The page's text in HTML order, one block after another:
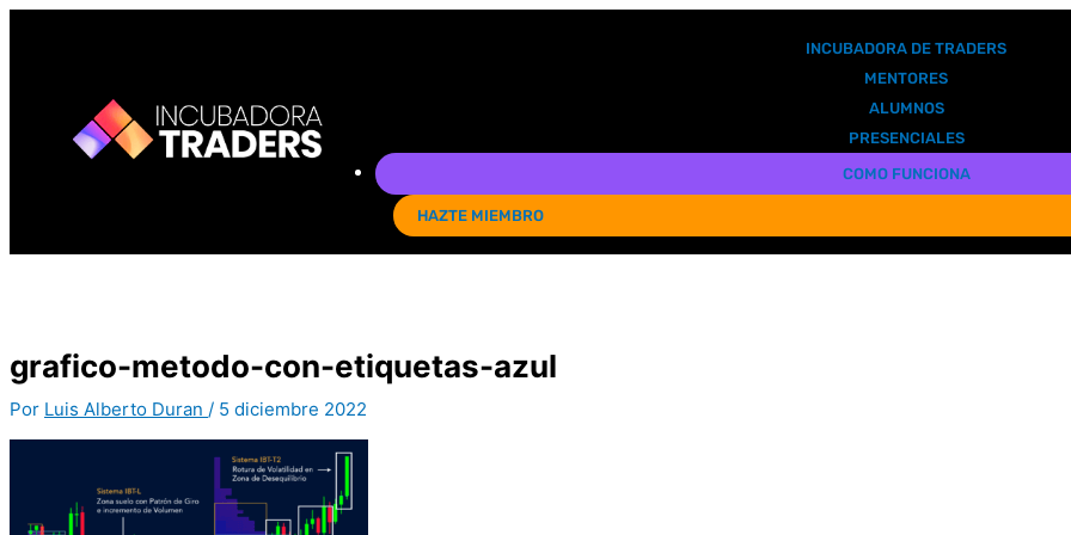
Ir
INCUBADORA DE TRADERS
MENTORES
ALUMNOS
PRESENCIALES
COMO FUNCIONA
HAZTE MIEMBRO
grafico-metodo-con-etiquetas-azul
Por Luis Alberto Duran / 5 diciembre 2022